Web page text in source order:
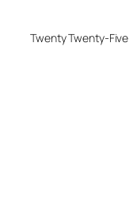
Twenty Twenty-Five